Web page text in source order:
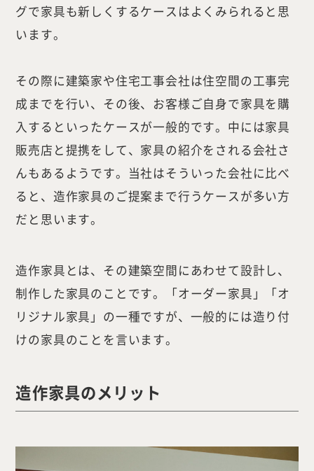
グで家具も新しくするケースはよくみられると思
います。
その際に建築家や住宅工事会社は住空間の工事完
成までを行い、その後、お客様ご自身で家具を購
入するといったケースが一般的です。中には家具
販売店と提携をして、家具の紹介をされる会社さ
んもあるようです。当社はそういった会社に比べ
ると、造作家具のご提案まで行うケースが多い方
だと思います。
造作家具とは、その建築空間にあわせて設計し、
制作した家具のことです。「オーダー家具」「オ
リジナル家具」の一種ですが、一般的には造り付
けの家具のことを言います。
造作家具のメリット